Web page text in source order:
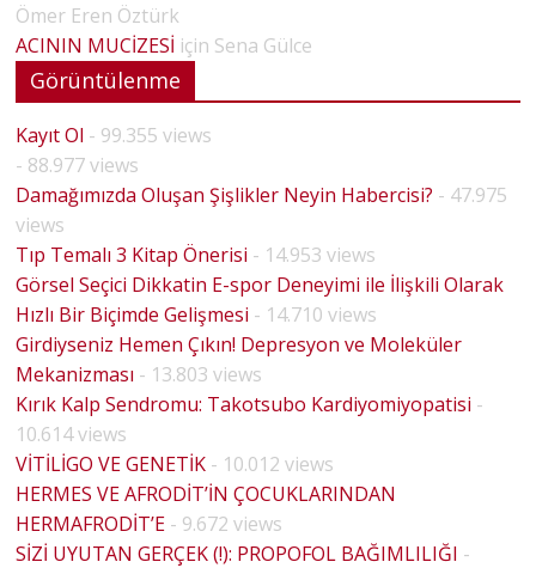
Ömer Eren Öztürk
ACININ MUCİZESİ için Sena Gülce
Görüntülenme
Kayıt Ol - 99.355 views
- 88.977 views
Damağımızda Oluşan Şişlikler Neyin Habercisi? - 47.975
views
Tıp Temalı 3 Kitap Önerisi - 14.953 views
Görsel Seçici Dikkatin E-spor Deneyimi ile İlişkili Olarak
Hızlı Bir Biçimde Gelişmesi - 14.710 views
Girdiyseniz Hemen Çıkın! Depresyon ve Moleküler
Mekanizması - 13.803 views
Kırık Kalp Sendromu: Takotsubo Kardiyomiyopatisi -
10.614 views
VİTİLİGO VE GENETİK - 10.012 views
HERMES VE AFRODİT’İN ÇOCUKLARINDAN
HERMAFRODİT’E - 9.672 views
SİZİ UYUTAN GERÇEK (!): PROPOFOL BAĞIMLILIĞI -
BİYOLO